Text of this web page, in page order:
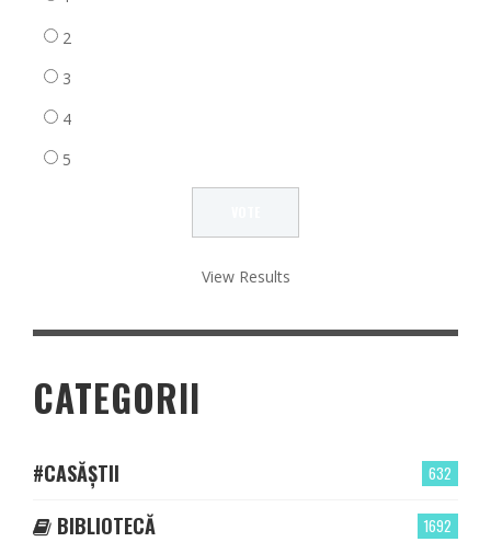
2
3
4
5
View Results
CATEGORII
632
#CASĂȘTII
1692
BIBLIOTECĂ